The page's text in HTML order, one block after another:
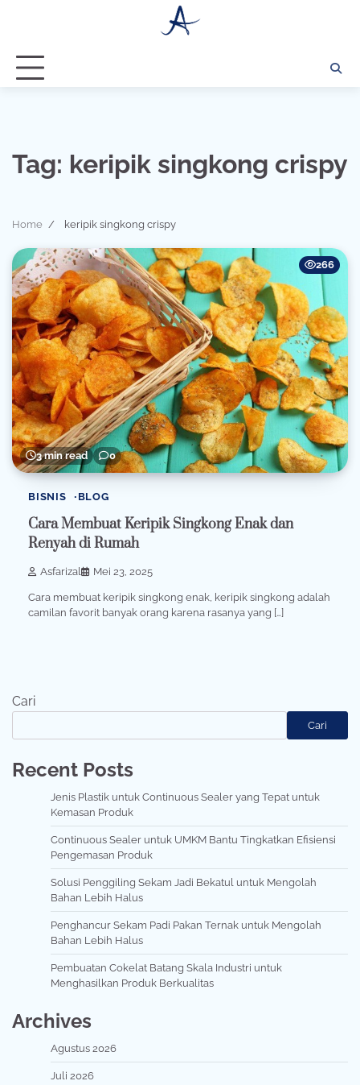
Tag: keripik singkong crispy
Home keripik singkong crispy
3 min read 0
266
BISNIS BLOG
Cara Membuat Keripik Singkong Enak dan
Renyah di Rumah
Asfarizal Mei 23, 2025
Cara membuat keripik singkong enak, keripik singkong adalah
camilan favorit banyak orang karena rasanya yang […]
Cari
Cari
Recent Posts
Jenis Plastik untuk Continuous Sealer yang Tepat untuk
Kemasan Produk
Continuous Sealer untuk UMKM Bantu Tingkatkan Efisiensi
Pengemasan Produk
Solusi Penggiling Sekam Jadi Bekatul untuk Mengolah
Bahan Lebih Halus
Penghancur Sekam Padi Pakan Ternak untuk Mengolah
Bahan Lebih Halus
Pembuatan Cokelat Batang Skala Industri untuk
Menghasilkan Produk Berkualitas
Archives
Agustus 2026
Juli 2026